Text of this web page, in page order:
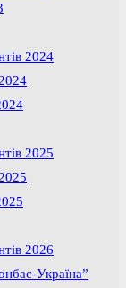
2024
2025
2026
Україна”